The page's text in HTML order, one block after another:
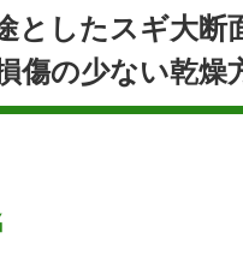
としたスギ大断
傷の少ない乾燥